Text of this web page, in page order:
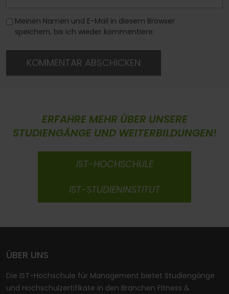
Meinen Namen und E-Mail in diesem Browser
speichern, bis ich wieder kommentiere.
KOMMENTAR ABSCHICKEN
ERFAHRE MEHR ÜBER UNSERE
STUDIENGÄNGE UND WEITERBILDUNGEN!
IST-HOCHSCHULE
IST-STUDIENINSTITUT
ÜBER UNS
Die IST-Hochschule für Management bietet Studiengänge
und Hochschulzertifikate in den Branchen Fitness &